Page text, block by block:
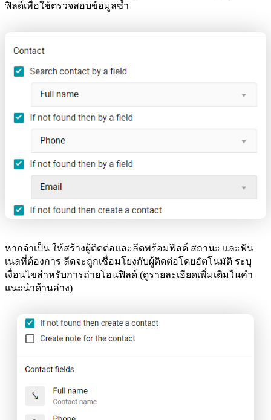
ฟิลด์เพื่อใช้ตรวจสอบข้อมูลซ้ำ
หากจำเป็น ให้สร้างผู้ติดต่อและลีดพร้อมฟิลด์ สถานะ และฟัน
เนลที่ต้องการ ลีดจะถูกเชื่อมโยงกับผู้ติดต่อโดยอัตโนมัติ ระบุ
เงื่อนไขสำหรับการถ่ายโอนฟิลด์ (ดูรายละเอียดเพิ่มเติมในคำ
แนะนำด้านล่าง)